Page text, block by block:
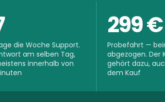
die Woche Support.
am selben Tag,
innerhalb von
299 €
Probefahrt —
abgezogen. Der
gehört dazu,
dem Kauf